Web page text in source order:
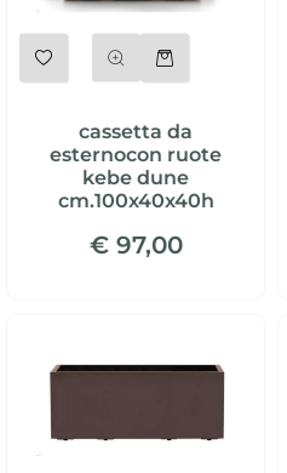
cassetta da
esternocon ruote
kebe dune
cm.100x40x40h
€ 97,00